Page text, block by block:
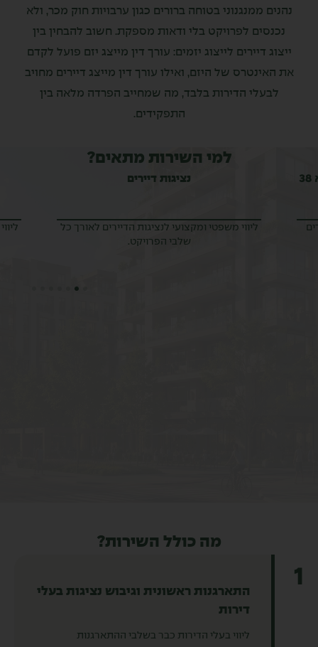
נהנים ממנגנוני בטוחה ברורים כגון ערבויות חוק מכר, ולא
נכנסים לפרויקט בלי ודאות מספקת. חשוב להבחין בין
ייצוג דיירים לייצוג יזמים: עורך דין מייצג יזם פועל לקדם
את האינטרס של היזם, ואילו עורך דין מייצג דיירים מחויב
לבעלי הדירות בלבד, מה שמחייב הפרדה מלאה בין
התפקידים.
למי השירות מתאים?
משפטי ומקצועי לנציגות הדיירים לאורך כל
ליווי בעלי דירות
מה כולל השירות?
1
התארגנות ראשונית וגיבוש נציגות בעלי
דירות
ליווי בעלי הדירות כבר בשלבי ההתארגנות